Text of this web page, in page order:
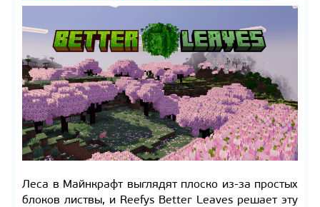
Леса в Майнкрафт выглядят плоско из-за простых
блоков листвы, и Reefys Better Leaves решает эту